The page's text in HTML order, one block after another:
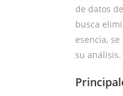
de datos
busca
esencia,
su análisis.